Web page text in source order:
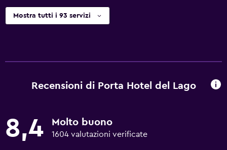
Mostra tutti i 93 servizi
Recensioni di Porta Hotel del Lago
8,4 Molto buono
1604 valutazioni verificate